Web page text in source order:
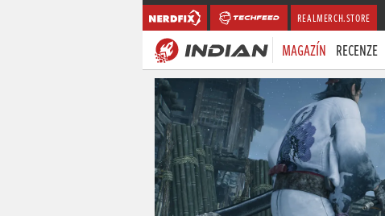
REALMERCH.STORE
MAGAZÍN RECENZE